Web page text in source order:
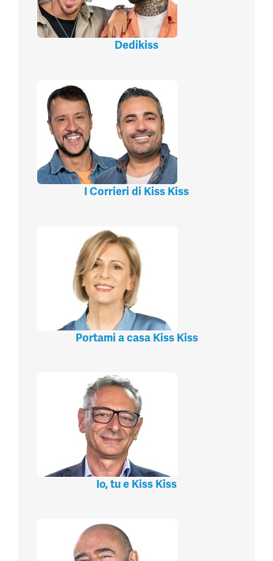
Dedikiss
I Corrieri di Kiss Kiss
Portami a casa Kiss Kiss
Io, tu e Kiss Kiss